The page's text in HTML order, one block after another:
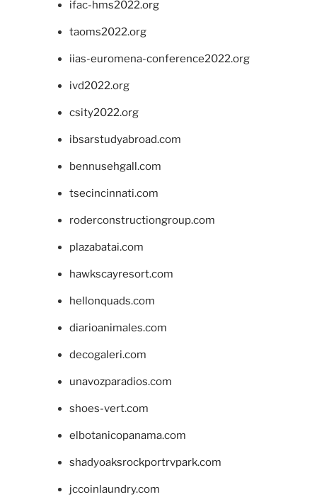
ifac-hms2022.org
taoms2022.org
iias-euromena-conference2022.org
ivd2022.org
csity2022.org
ibsarstudyabroad.com
bennusehgall.com
tsecincinnati.com
roderconstructiongroup.com
plazabatai.com
hawkscayresort.com
hellonquads.com
diarioanimales.com
decogaleri.com
unavozparadios.com
shoes-vert.com
elbotanicopanama.com
shadyoaksrockportrvpark.com
jccoinlaundry.com